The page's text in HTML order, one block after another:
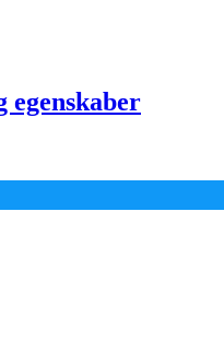
egenskaber